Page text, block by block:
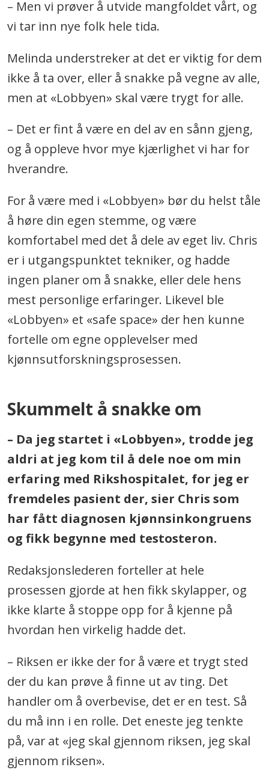
– Men vi prøver å utvide mangfoldet vårt, og
vi tar inn nye folk hele tida.
Melinda understreker at det er viktig for dem
ikke å ta over, eller å snakke på vegne av alle,
men at «Lobbyen» skal være trygt for alle.
– Det er fint å være en del av en sånn gjeng,
og å oppleve hvor mye kjærlighet vi har for
hverandre.
For å være med i «Lobbyen» bør du helst tåle
å høre din egen stemme, og være
komfortabel med det å dele av eget liv. Chris
er i utgangspunktet tekniker, og hadde
ingen planer om å snakke, eller dele hens
mest personlige erfaringer. Likevel ble
«Lobbyen» et «safe space» der hen kunne
fortelle om egne opplevelser med
kjønnsutforskningsprosessen.
Skummelt å snakke om
– Da jeg startet i «Lobbyen», trodde jeg
aldri at jeg kom til å dele noe om min
erfaring med Rikshospitalet, for jeg er
fremdeles pasient der, sier Chris som
har fått diagnosen kjønnsinkongruens
og fikk begynne med testosteron.
Redaksjonslederen forteller at hele
prosessen gjorde at hen fikk skylapper, og
ikke klarte å stoppe opp for å kjenne på
hvordan hen virkelig hadde det.
– Riksen er ikke der for å være et trygt sted
der du kan prøve å finne ut av ting. Det
handler om å overbevise, det er en test. Så
du må inn i en rolle. Det eneste jeg tenkte
på, var at «jeg skal gjennom riksen, jeg skal
gjennom riksen».